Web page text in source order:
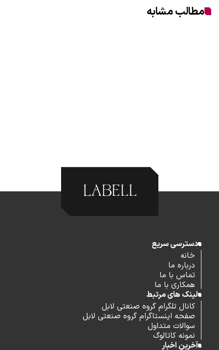
مطالب مشابه
دسترسی سریع
خانه
درباره ما
تماس با ما
همکاری با ما
لینک های مرتبط
کانال تلگرام گروه صنعتی لابل
صفحه اینستاگرام گروه صنعتی لابل
سوالات متداول
نمونه کاتالوگ
آخرین اخبار